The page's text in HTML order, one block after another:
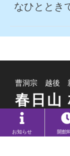
なひととき
曹洞宗 越後
春日山
〒943-0801 新
TEL:025-524-
お知らせ 開館